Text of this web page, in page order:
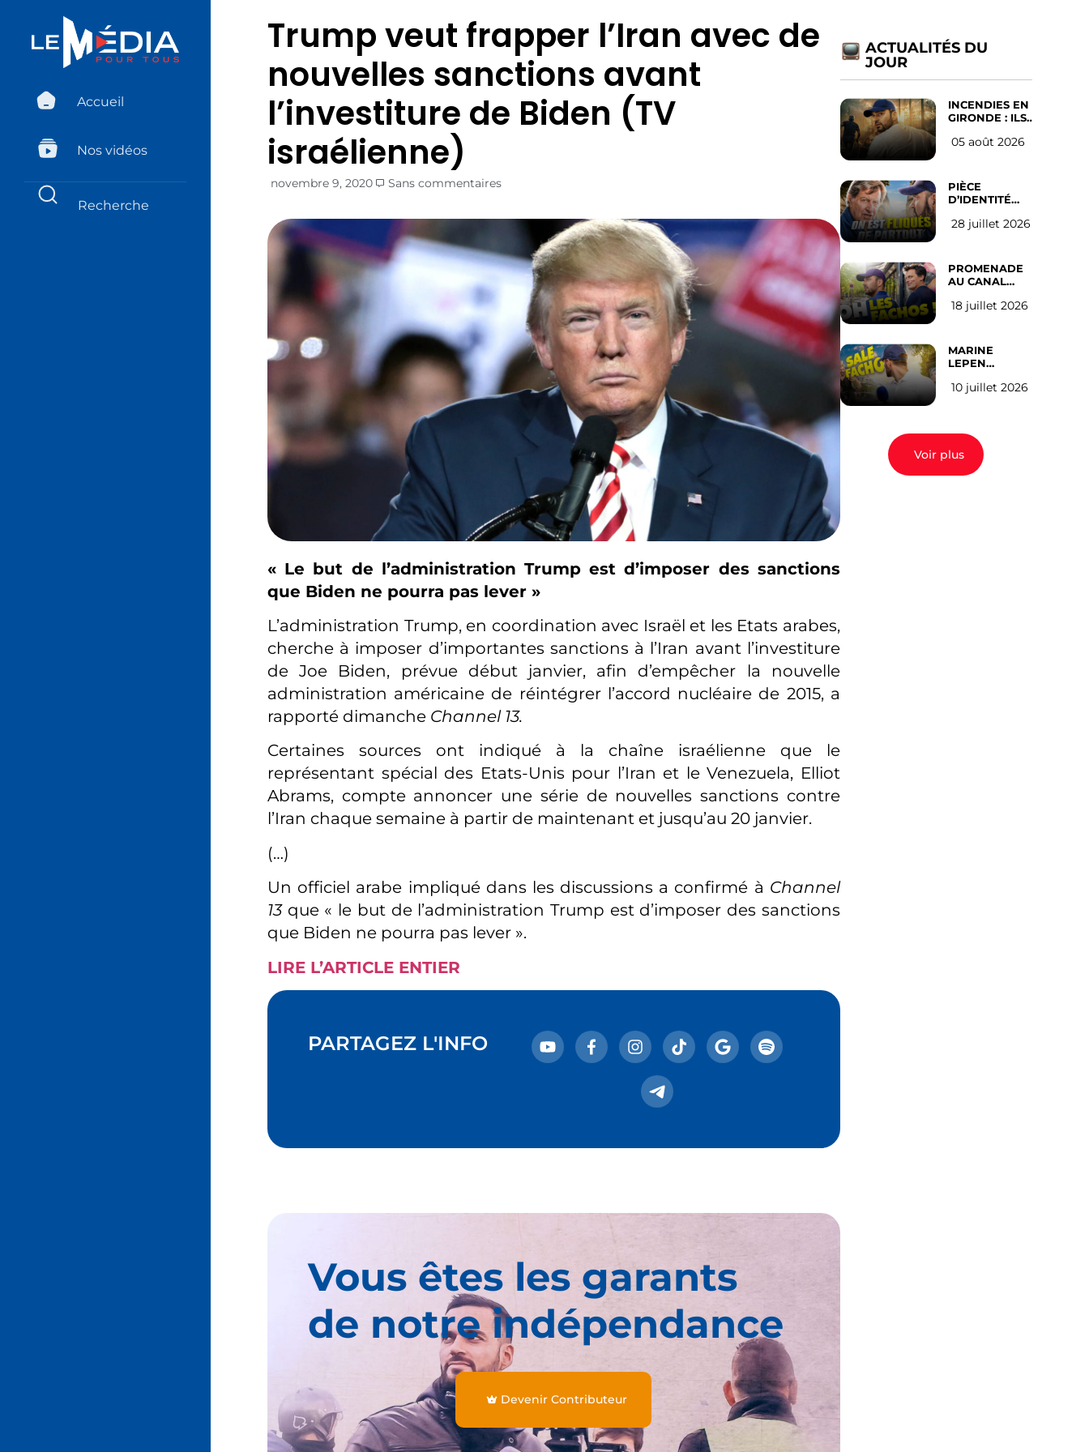
Accueil
Nos vidéos
Trump veut frapper l’Iran avec de
nouvelles sanctions avant
l’investiture de Biden (TV
israélienne)
novembre 9, 2020 Sans commentaires
« Le but de l’administration Trump est d’imposer des sanctions
que Biden ne pourra pas lever »
L’administration Trump, en coordination avec Israël et les Etats arabes,
cherche à imposer d’importantes sanctions à l’Iran avant l’investiture
de Joe Biden, prévue début janvier, afin d’empêcher la nouvelle
administration américaine de réintégrer l’accord nucléaire de 2015, a
rapporté dimanche Channel 13.
Certaines sources ont indiqué à la chaîne israélienne que le
représentant spécial des Etats-Unis pour l’Iran et le Venezuela, Elliot
Abrams, compte annoncer une série de nouvelles sanctions contre
l’Iran chaque semaine à partir de maintenant et jusqu’au 20 janvier.
(…)
Un officiel arabe impliqué dans les discussions a confirmé à Channel
13 que « le but de l’administration Trump est d’imposer des sanctions
que Biden ne pourra pas lever ».
LIRE L’ARTICLE ENTIER
PARTAGEZ L'INFO
Vous êtes les garants
de notre indépendance
Devenir Contributeur
ACTUALITÉS DU
JOUR
INCENDIES EN
GIRONDE : ILS
D’ABANDONNER
05 août 2026
PIÈCE
D’IDENTITÉ
SUR LES
l’avis des
Français
28 juillet 2026
PROMENADE
AU CANAL
(les gauchistes
18 juillet 2026
MARINE
LEPEN
EN 2027 : l’avis
10 juillet 2026
Voir plus